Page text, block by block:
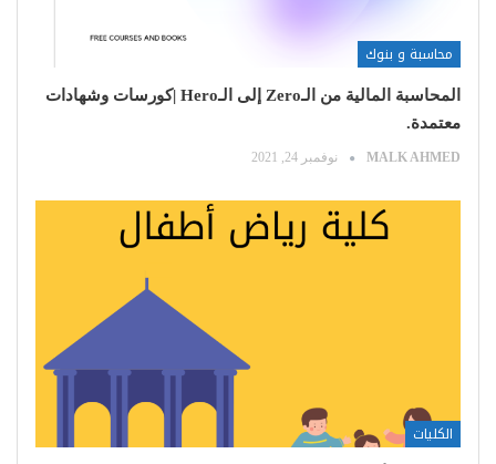
محاسبة و بنوك
المحاسبة المالية من الـZero إلى الـHero |كورسات وشهادات
معتمدة.
MALK AHMED نوفمبر 24, 2021
الكليات